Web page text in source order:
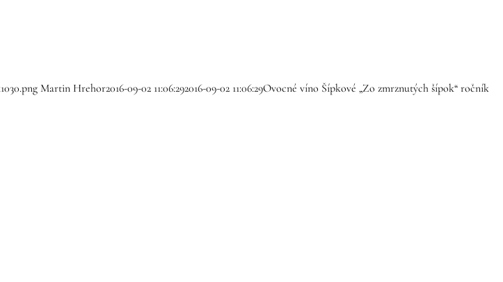
Martin Hrehor2016-09-02 11:06:292016-09-02 11:06:29Ovocné víno Šípkové „Zo zmrznutých šípok“ ročník